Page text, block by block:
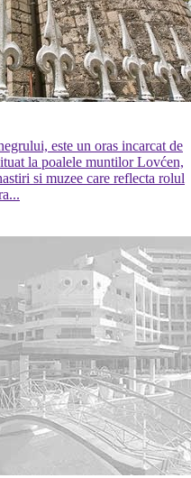
este un oras incarcat de
la poalele muntilor Lovćen,
si muzee care reflecta rolul